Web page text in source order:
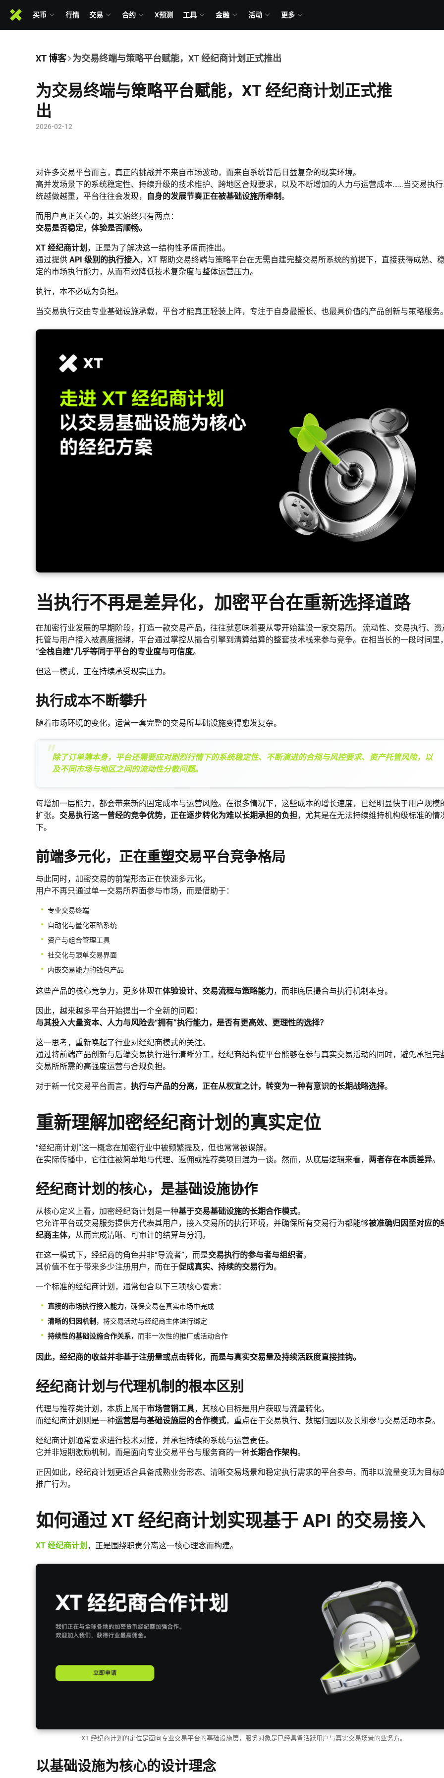
买币 行情 交易 合约 X预测 工具 金融 活动 更多
XT 博客 为交易终端与策略平台赋能，XT 经纪商计划正式推出
为交易终端与策略平台赋能，XT 经纪商计划正式推
出
2026-02-12
对许多交易平台而言，真正的挑战并不来自市场波动，而来自系统背后日益复杂的现实环境。
高并发场景下的系统稳定性、持续升级的技术维护、跨地区合规要求，以及不断增加的人力与运营成本……当交易执
统越做越重，平台往往会发现，
自身的发展节奏正在被基础设施所牵制。
而用户真正关心的，其实始终只有两点：
交易是否稳定，体验是否顺畅。
XT 经纪商计划 ，正是为了解决这一结构性矛盾而推出。
通过提供 API 级别的执行接入，XT 帮助交易终端与策略平台在无需自建完整交易所系统的前提下，直接获得成熟、
定的市场执行能力，从而有效降低技术复杂度与整体运营压力。
执行，本不必成为负担。
当交易执行交由专业基础设施承载，平台才能真正轻装上阵，专注于自身最擅长、也最具价值的产品创新与策略服务
当执行不再是差异化，加密平台在重新选择道路
在加密行业发展的早期阶段，打造一款交易产品，往往就意味着要从零开始建设一家交易所。 流动性、交易执行、资
托管与用户接入被高度捆绑，平台通过掌控从撮合引擎到清算结算的整套技术栈来参与竞争。在相当长的一段时间里
“全栈自建”几乎等同于平台的专业度与可信度。
但这一模式，正在持续承受现实压力。
执行成本不断攀升
随着市场环境的变化，运营一套完整的交易所基础设施变得愈发复杂。
除了订单簿本身，平台还需要应对剧烈行情下的系统稳定性、不断演进的合规与风控要求、资产托管风险，以
及不同市场与地区之间的流动性分散问题。
每增加一层能力，都会带来新的固定成本与运营风险。在很多情况下，这些成本的增长速度，已经明显快于用户规模
扩张。 交易执行这一曾经的竞争优势，正在逐步转化为难以长期承担的负担，尤其是在无法持续维持机构级标准的情
下。
前端多元化，正在重塑交易平台竞争格局
与此同时，加密交易的前端形态正在快速多元化。
用户不再只通过单一交易所界面参与市场，而是借助于：
专业交易终端
自动化与量化策略系统
资产与组合管理工具
社交化与跟单交易界面
内嵌交易能力的钱包产品
这些产品的核心竞争力，更多体现在体验设计、交易流程与策略能力，而非底层撮合与执行机制本身。
因此，越来越多平台开始提出一个全新的问题：
与其投入大量资本、人力与风险去“拥有”执行能力，是否有更高效、更理性的选择？
这一思考，重新唤起了行业对经纪商模式的关注。
通过将前端产品创新与后端交易执行进行清晰分工，经纪商结构使平台能够在参与真实交易活动的同时，避免承担完
交易所所需的高强度运营与合规负担。
对于新一代交易平台而言， 执行与产品的分离，正在从权宜之计，转变为一种有意识的长期战略选择。
重新理解加密经纪商计划的真实定位
“经纪商计划”这一概念在加密行业中被频繁提及，但也常常被误解。
在实际传播中，它往往被简单地与代理、返佣或推荐类项目混为一谈。然而，从底层逻辑来看， 两者存在本质差异。
经纪商计划的核心，是基础设施协作
从核心定义上看，加密经纪商计划是一种基于交易基础设施的长期合作模式。
它允许平台或交易服务提供方代表其用户，接入交易所的执行环境，并确保所有交易行为都能够被准确归因至对应的
纪商主体，从而完成清晰、可审计的结算与分润。
在这一模式下，经纪商的角色并非“导流者”，而是交易执行的参与者与组织者。
其价值不在于带来多少注册用户，而在于促成真实、持续的交易行为。
一个标准的经纪商计划，通常包含以下三项核心要素：
直接的市场执行接入能力，确保交易在真实市场中完成
清晰的归因机制 ，将交易活动与经纪商主体进行绑定
持续性的基础设施合作关系，而非一次性的推广或活动合作
因此，经纪商的收益并非基于注册量或点击转化，而是与真实交易量及持续活跃度直接挂钩。
经纪商计划与代理机制的根本区别
代理与推荐类计划，本质上属于市场营销工具，其核心目标是用户获取与流量转化。
而经纪商计划则是一种运营层与基础设施层的合作模式，重点在于交易执行、数据归因以及长期参与交易活动本身。
经纪商计划通常要求进行技术对接，并承担持续的系统与运营责任。
它并非短期激励机制，而是面向专业交易平台与服务商的一种长期合作架构。
正因如此，经纪商计划更适合具备成熟业务形态、清晰交易场景和稳定执行需求的平台参与，而非以流量变现为目标
推广行为。
如何通过 XT 经纪商计划实现基于 API 的交易接入
XT 经纪商计划 ，正是围绕职责分离这一核心理念而构建。
XT 经纪商计划的定位是面向专业交易平台的基础设施层，服务对象是已经具备活跃用户与真实交易场景的业务方。
以基础设施为核心的设计理念